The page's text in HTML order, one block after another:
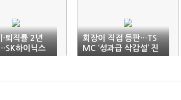
·퇴직률 2년
하이닉스
회장이 직접 등판…TS
MC ‘성과급 삭감설’ 진
화 안간힘